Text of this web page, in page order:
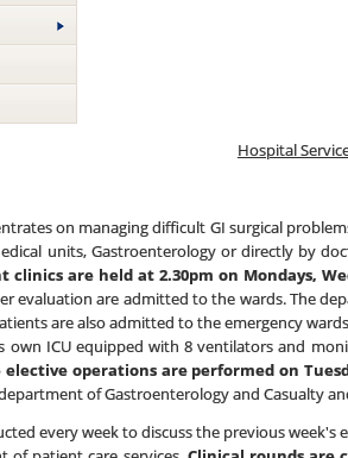
Hospital
on managing difficult GI surgical
units, Gastroenterology or directly by
clinics are held at 2.30pm on Mondays,
evaluation are admitted to the wards. The
are also admitted to the emergency
ICU equipped with 8 ventilators and
elective operations are performed on
of Gastroenterology and Casualty
every week to discuss the previous